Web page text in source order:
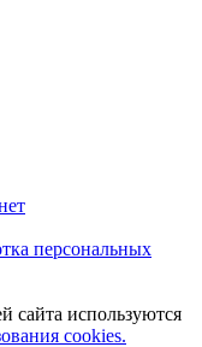
персональных
сайта используются
cookies.